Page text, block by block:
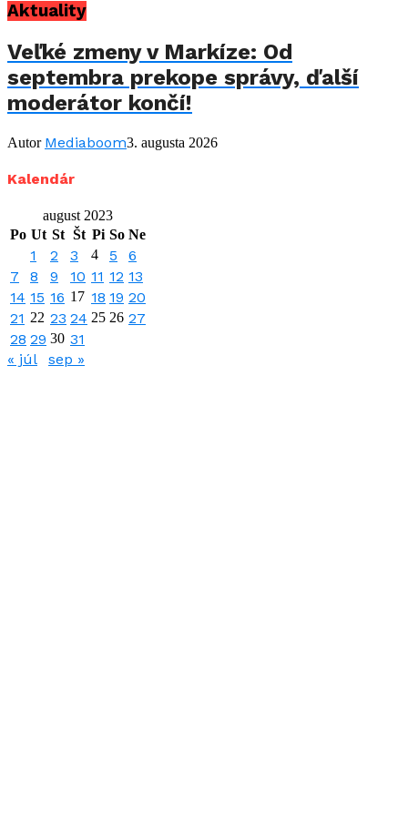
Aktuality
Veľké zmeny v Markíze: Od
septembra prekope správy, ďalší
moderátor končí!
Autor Mediaboom3. augusta 2026
Kalendár
august 2023
Po Ut St Št Pi So Ne
1 2 3 4 5
6
7
8 9 10 11 12 13
14 15 16 17 18 19 20
21 22 23 24 25 26 27
28 29 30 31
« júl
sep »